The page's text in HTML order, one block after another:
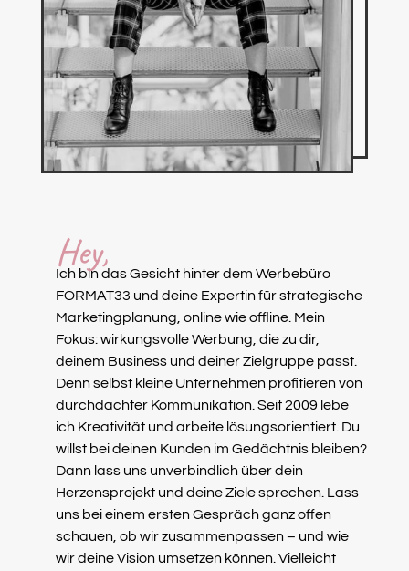
Hey,
Ich bin das Gesicht hinter dem Werbebüro
FORMAT33 und deine Expertin für strategische
Marketingplanung, online wie offline. Mein
Fokus: wirkungsvolle Werbung, die zu dir,
deinem Business und deiner Zielgruppe passt.
Denn selbst kleine Unternehmen profitieren von
durchdachter Kommunikation. Seit 2009 lebe
ich Kreativität und arbeite lösungsorientiert. Du
willst bei deinen Kunden im Gedächtnis bleiben?
Dann lass uns unverbindlich über dein
Herzensprojekt und deine Ziele sprechen. Lass
uns bei einem ersten Gespräch ganz offen
schauen, ob wir zusammenpassen – und wie
wir deine Vision umsetzen können. Vielleicht